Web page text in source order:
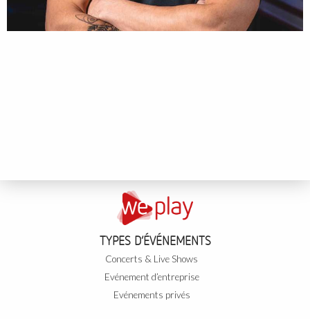
TYPES D’ÉVÉNEMENTS
Concerts & Live Shows
Evénement d’entreprise
Evénements privés